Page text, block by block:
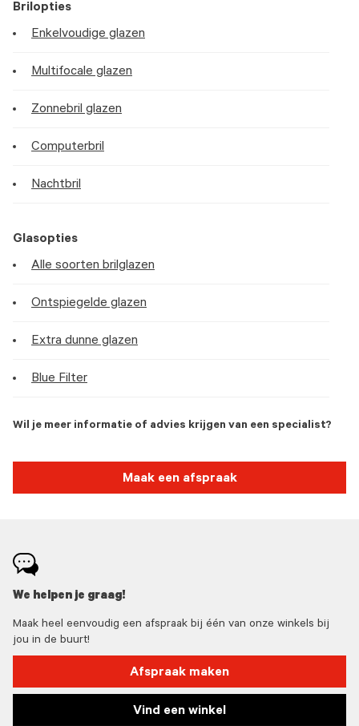
Brilopties
Enkelvoudige glazen
Multifocale glazen
Zonnebril glazen
Computerbril
Nachtbril
Glasopties
Alle soorten brilglazen
Ontspiegelde glazen
Extra dunne glazen
Blue Filter
Wil je meer informatie of advies krijgen van een specialist?
Maak een afspraak
We helpen je graag!
Maak heel eenvoudig een afspraak bij één van onze winkels bij
jou in de buurt!
Afspraak maken
Vind een winkel